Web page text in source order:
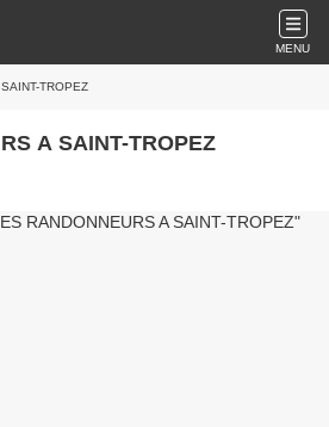
MENU
TROPEZ
A SAINT-TROPEZ